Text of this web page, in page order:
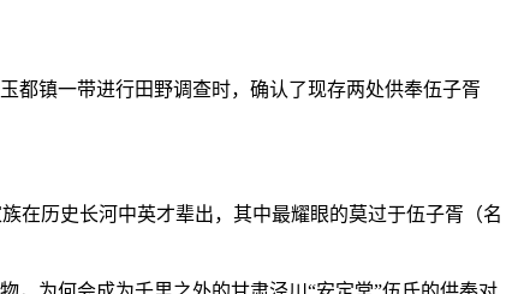
都镇一带进行田野调查时，确认了现存两处供奉伍子胥
在历史长河中英才辈出，其中最耀眼的莫过于伍子胥（名